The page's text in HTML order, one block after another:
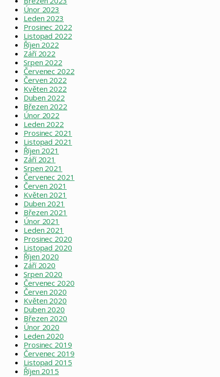
Únor 2023
Leden 2023
Prosinec 2022
Listopad 2022
Říjen 2022
Září 2022
Srpen 2022
Červenec 2022
Červen 2022
Květen 2022
Duben 2022
Březen 2022
Únor 2022
Leden 2022
Prosinec 2021
Listopad 2021
Říjen 2021
Září 2021
Srpen 2021
Červenec 2021
Červen 2021
Květen 2021
Duben 2021
Březen 2021
Únor 2021
Leden 2021
Prosinec 2020
Listopad 2020
Říjen 2020
Září 2020
Srpen 2020
Červenec 2020
Červen 2020
Květen 2020
Duben 2020
Březen 2020
Únor 2020
Leden 2020
Prosinec 2019
Červenec 2019
Listopad 2015
Říjen 2015